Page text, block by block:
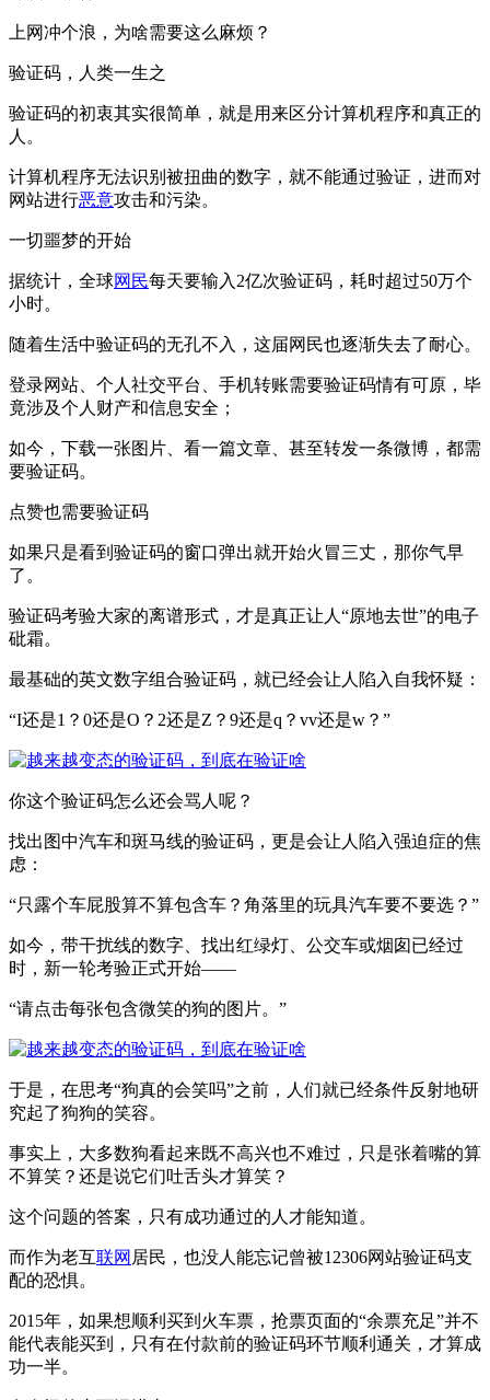
上网冲个浪，为啥需要这么麻烦？
验证码，人类一生之
验证码的初衷其实很简单，就是用来区分计算机程序和真正的
人。
计算机程序无法识别被扭曲的数字，就不能通过验证，进而对
网站进行恶意攻击和污染。
一切噩梦的开始
据统计，全球网民每天要输入2亿次验证码，耗时超过50万个
小时。
随着生活中验证码的无孔不入，这届网民也逐渐失去了耐心。
登录网站、个人社交平台、手机转账需要验证码情有可原，毕
竟涉及个人财产和信息安全；
如今，下载一张图片、看一篇文章、甚至转发一条微博，都需
要验证码。
点赞也需要验证码
如果只是看到验证码的窗口弹出就开始火冒三丈，那你气早
了。
验证码考验大家的离谱形式，才是真正让人“原地去世”的电子
砒霜。
最基础的英文数字组合验证码，就已经会让人陷入自我怀疑：
“I还是1？0还是O？2还是Z？9还是q？vv还是w？”
你这个验证码怎么还会骂人呢？
找出图中汽车和斑马线的验证码，更是会让人陷入强迫症的焦
虑：
“只露个车屁股算不算包含车？角落里的玩具汽车要不要选？”
如今，带干扰线的数字、找出红绿灯、公交车或烟囱已经过
时，新一轮考验正式开始——
“请点击每张包含微笑的狗的图片。”
于是，在思考“狗真的会笑吗”之前，人们就已经条件反射地研
究起了狗狗的笑容。
事实上，大多数狗看起来既不高兴也不难过，只是张着嘴的算
不算笑？还是说它们吐舌头才算笑？
这个问题的答案，只有成功通过的人才能知道。
而作为老互联网 居民，也没人能忘记曾被12306网站验证码支
配的恐惧。
2015年，如果想顺利买到火车票，抢票页面的“余票充足”并不
能代表能买到，只有在付款前的验证码环节顺利通关，才算成
功一半。